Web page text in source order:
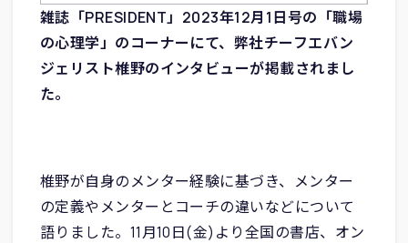
雑誌「PRESIDENT」2023年12月1日号の「職場
の心理学」のコーナーにて、弊社チーフエバン
ジェリスト椎野のインタビューが掲載されまし
た。
椎野が自身のメンター経験に基づき、メンター
の定義やメンターとコーチの違いなどについて
語りました。11月10日(金)より全国の書店、オン